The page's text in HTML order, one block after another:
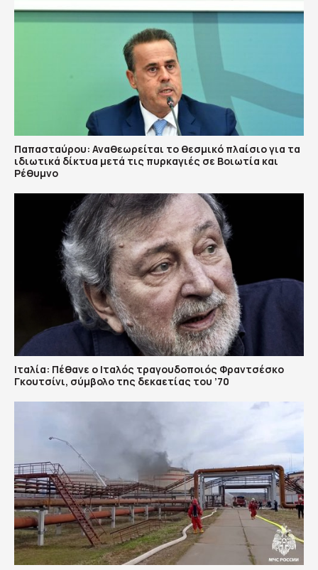
Παπασταύρου: Αναθεωρείται το θεσμικό πλαίσιο για τα
ιδιωτικά δίκτυα μετά τις πυρκαγιές σε Βοιωτία και
Ρέθυμνο
Ιταλία: Πέθανε ο Ιταλός τραγουδοποιός Φραντσέσκο
Γκουτσίνι, σύμβολο της δεκαετίας του ’70